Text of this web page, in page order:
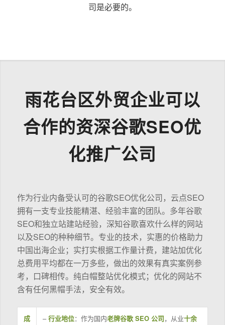
司是必要的。
雨花台区外贸企业可以
合作的资深谷歌SEO优
化推广公司
作为行业内备受认可的谷歌SEO优化公司，云点SEO
拥有一支专业技能精湛、经验丰富的团队。多年谷歌
SEO和独立站建站经验，深知谷歌喜欢什么样的网站
以及SEO的种种细节。专业的技术，实惠的价格助力
中国出海企业；实打实根据工作量计费，建站加优化
总费用平均都在一万多些，做出的效果有真实案例参
考，口碑相传。纯白帽整站优化模式；优化的网站不
含有任何黑帽手法，安全有效。
成
–行业地位：作为国内老牌谷歌 SEO 公司，从业十余